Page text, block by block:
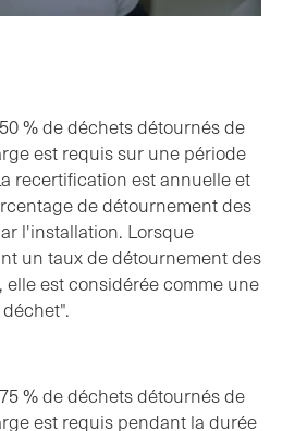
% de déchets détournés de
est requis sur une période
recertification est annuelle et
de détournement des
l'installation. Lorsque
un taux de détournement des
elle est considérée comme une
% de déchets détournés de
est requis pendant la durée